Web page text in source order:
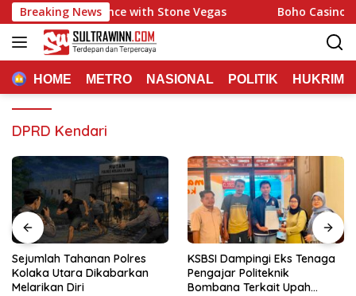
Langsung
ke
konten
Breaking News
Experience with Stone Vegas Boho Casino:
HOME METRO NASIONAL POLITIK HUKRIM
DPRD Kendari
Sejumlah Tahanan Polres
Kolaka Utara Dikabarkan
Melarikan Diri
KSBSI Dampingi Eks Tenaga
Pengajar Politeknik
Bombana Terkait Upah